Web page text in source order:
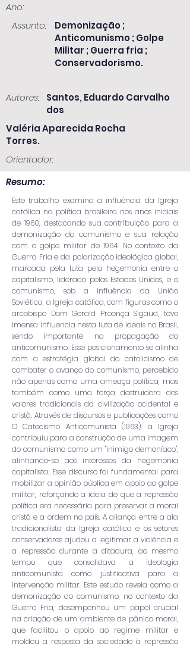
Ano:
Assunto:
Demonização ;
Anticomunismo ; Golpe
Militar ; Guerra fria ;
Conservadorismo.
Autores:
Santos, Eduardo Carvalho
dos
Valéria Aparecida Rocha
Torres.
Orientador:
Resumo:
Este trabalho examina a influência da Igreja
católica na política brasileira nos anos iniciais
de 1960, destacando sua contribuição para a
demonização do comunismo e sua relação
com o golpe militar de 1964. No contexto da
Guerra Fria e da polarização ideológica global,
marcada pela luta pela hegemonia entre o
capitalismo, liderado pelos Estados Unidos, e o
comunismo, sob a influência da União
Soviética, a Igreja católica, com figuras como o
arcebispo Dom Gerald Proença Sigaud, teve
imensa influencia nesta luta de ideais no Brasil,
sendo importante na propagação do
anticomunismo. Esse posicionamento se alinha
com a estratégia global do catolicismo de
combater o avanço do comunismo, percebido
não apenas como uma ameaça política, mas
também como uma força destruidora dos
valores tradicionais da civilização ocidental e
cristã. Através de discursos e publicações como
O Catecismo Anticomunista (1963), a Igreja
contribuiu para a construção de uma imagem
do comunismo como um "inimigo demoníaco",
alinhando-se aos interesses da hegemonia
capitalista. Esse discurso foi fundamental para
mobilizar a opinião pública em apoio ao golpe
militar, reforçando a ideia de que a repressão
política era necessária para preservar a moral
cristã e a ordem no país. A aliança entre a ala
tradicionalista da Igreja católica e os setores
conservadores ajudou a legitimar a violência e
a repressão durante a ditadura, ao mesmo
tempo que consolidava a ideologia
anticomunista como justificativa para a
intervenção militar. Este estudo revela como a
demonização do comunismo, no contexto da
Guerra Fria, desempenhou um papel crucial
na criação de um ambiente de pânico moral,
que facilitou o apoio ao regime militar e
moldou a resposta da sociedade à repressão